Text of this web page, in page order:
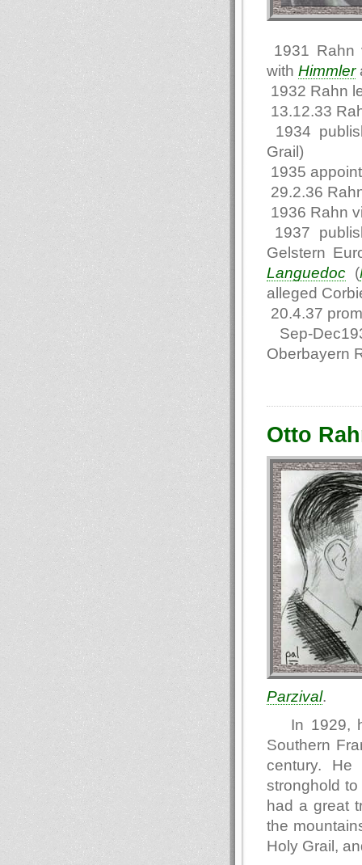
1931 Rahn
with Himmler
1932 Rahn
13.12.33
1934
Grail)
1935
29.2.36
1936 Rahn
1937
Gelstern
Languedoc (
alleged
20.4.37
Sep-
Oberbayern
Otto
Parzival.
In 1929,
Southern
century.
stronghold
had a great
the
Holy Grail,